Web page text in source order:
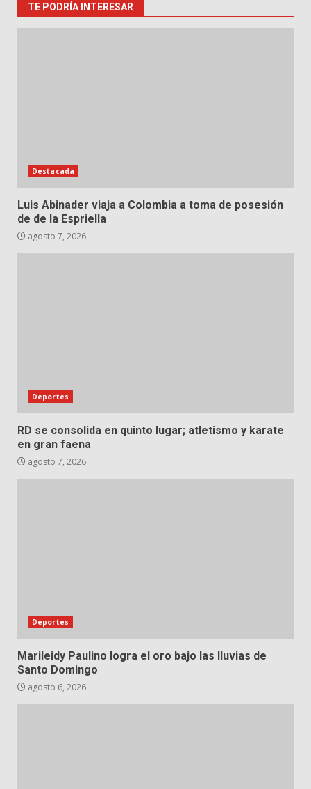
TE PODRÍA INTERESAR
Destacada
Luis Abinader viaja a Colombia a toma de posesión
de de la Espriella
agosto 7, 2026
Deportes
RD se consolida en quinto lugar; atletismo y karate
en gran faena
agosto 7, 2026
Deportes
Marileidy Paulino logra el oro bajo las lluvias de
Santo Domingo
agosto 6, 2026